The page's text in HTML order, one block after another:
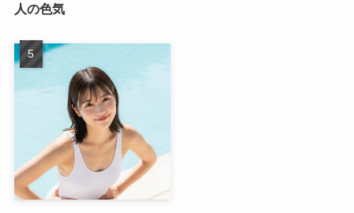
人の色気